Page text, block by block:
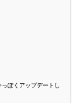
っぽくアップデートし